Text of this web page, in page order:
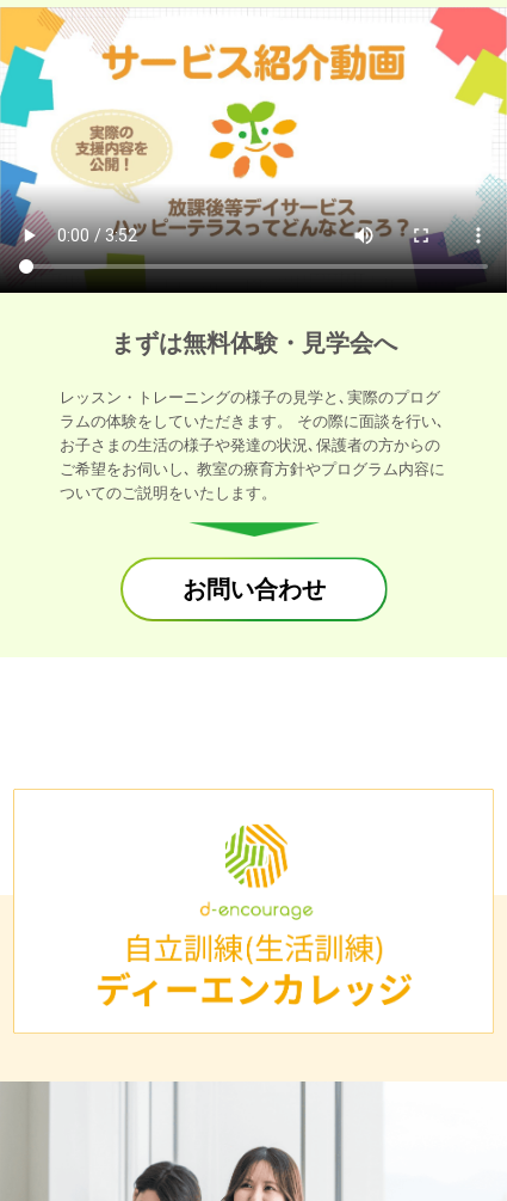
まずは無料体験・見学会へ
レッスン・トレーニングの様子の見学と､実際のプログ
ラムの体験をしていただきます。 その際に面談を行い､
お子さまの生活の様子や発達の状況､保護者の方からの
ご希望をお伺いし､ 教室の療育方針やプログラム内容に
ついてのご説明をいたします。
お問い合わせ